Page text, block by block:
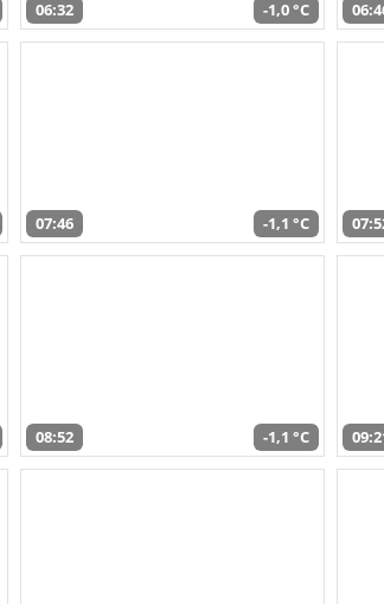
06:32 -1,0 °C
07:46 -1,1 °C
08:52 -1,1 °C